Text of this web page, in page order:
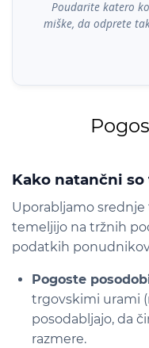
Poudarite katero
miške, da odprete
Kako natančni
Uporabljamo
temeljijo na tržnih
podatkih
Pogoste
trgovskimi urami
posodabljajo, da
razmere.